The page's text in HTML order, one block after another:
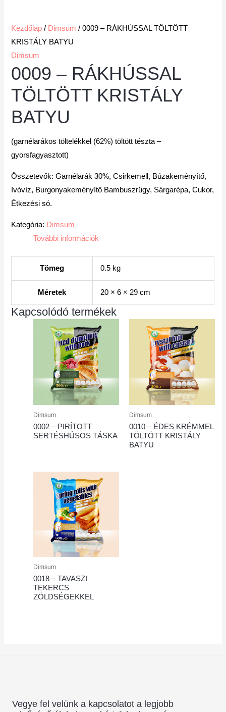
Kezdőlap / Dimsum / 0009 – RÁKHÚSSAL TÖLTÖTT
KRISTÁLY BATYU
Dimsum
0009 – RÁKHÚSSAL
TÖLTÖTT KRISTÁLY
BATYU
(garnélarákos töltelékkel (62%) töltött tészta –
gyorsfagyasztott)
Összetevők: Garnélarák 30%, Csirkemell, Búzakeményítő,
Ivóvíz, Burgonyakeményítő Bambuszrügy, Sárgarépa, Cukor,
Étkezési só.
Kategória: Dimsum
További információk
Tömeg 0.5 kg
Méretek 20 × 6 × 29 cm
Kapcsolódó termékek
Dimsum
0002 – PIRÍTOTT
SERTÉSHÚSOS TÁSKA
Dimsum
0010 – ÉDES KRÉMMEL
TÖLTÖTT KRISTÁLY
BATYU
Dimsum
0018 – TAVASZI
TEKERCS
ZÖLDSÉGEKKEL
Vegye fel velünk a kapcsolatot a legjobb